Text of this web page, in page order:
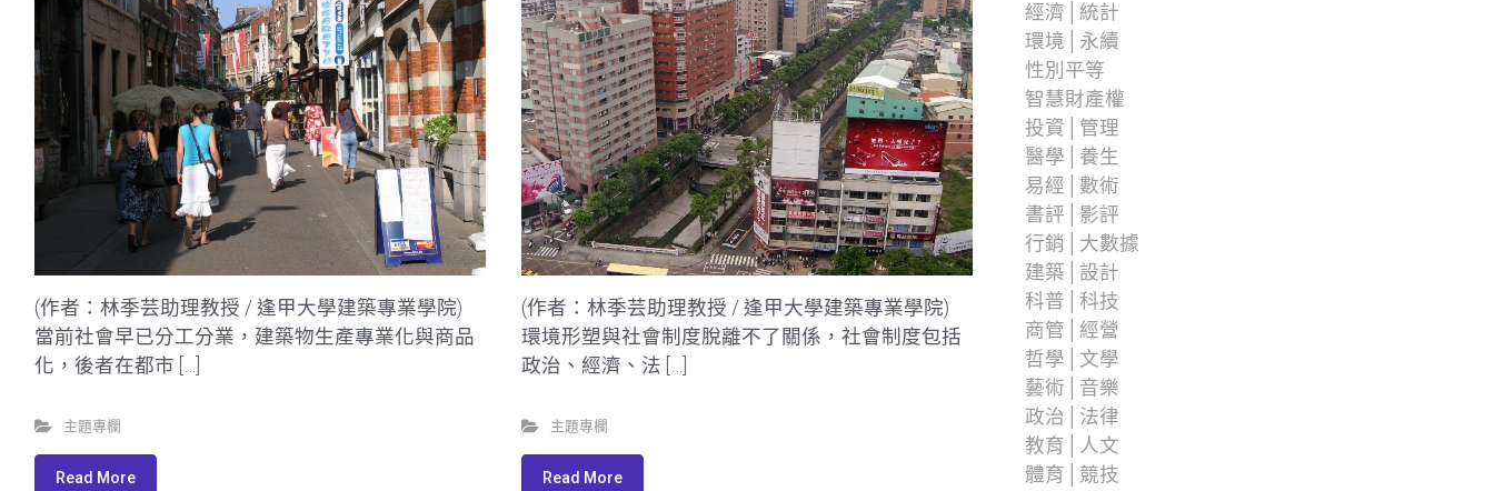
(作者：林季芸助理教授 / 逢甲大學建築專業學院)
當前社會早已分工分業，建築物生產專業化與商品
化，後者在都市 […]
主題專欄
Read More
(作者：林季芸助理教授 / 逢甲大學建築專業學院)
環境形塑與社會制度脫離不了關係，社會制度包括
政治、經濟、法 […]
主題專欄
Read More
經濟│統計
環境│永續
性別平等
智慧財產權
投資│管理
醫學│養生
易經│數術
書評│影評
行銷│大數據
建築│設計
科普│科技
商管│經營
哲學│文學
藝術│音樂
政治│法律
教育│人文
體育│競技